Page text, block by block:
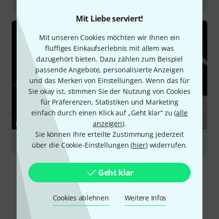
Mit Liebe serviert!
Mit unseren Cookies möchten wir Ihnen ein
fluffiges Einkaufserlebnis mit allem was
dazugehört bieten. Dazu zählen zum Beispiel
passende Angebote, personalisierte Anzeigen
und das Merken von Einstellungen. Wenn das für
Sie okay ist, stimmen Sie der Nutzung von Cookies
für Präferenzen, Statistiken und Marketing
einfach durch einen Klick auf „Geht klar“ zu (alle
anzeigen).
Sie können Ihre erteilte Zustimmung jederzeit
über die Cookie-Einstellungen (hier) widerrufen.
Geht klar
Cookies ablehnen Weitere Infos
RATGEBER
Klaviere
Alternativen vergleichen